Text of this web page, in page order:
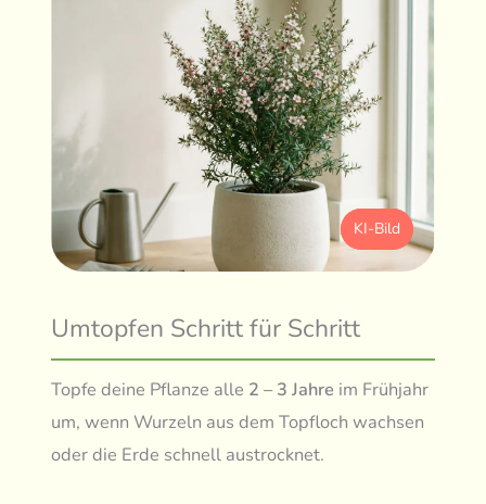
KI-Bild
Umtopfen Schritt für Schritt
Topfe deine Pflanze alle 2 – 3 Jahre im Frühjahr
um, wenn Wurzeln aus dem Topfloch wachsen
oder die Erde schnell austrocknet.